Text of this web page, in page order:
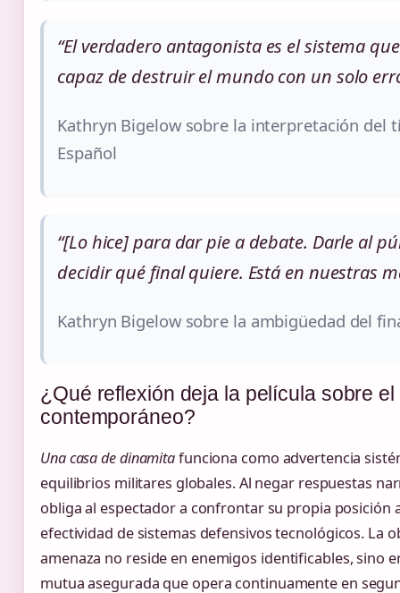
“El verdadero antagonista es el sistema
capaz de destruir el mundo con un solo
Kathryn Bigelow sobre la interpretación del
Español
“[Lo hice] para dar pie a debate. Darle al
decidir qué final quiere. Está en nuestras
Kathryn Bigelow sobre la ambigüedad del
¿Qué reflexión deja la película sobre
contemporáneo?
Una casa de dinamitafunciona como advertencia
equilibrios militares globales. Al negar respuestas
obliga al espectador a confrontar su propia posición
efectividad de sistemas defensivos tecnológicos. La
amenaza no reside en enemigos identificables, sino
mutua asegurada que opera continuamente en